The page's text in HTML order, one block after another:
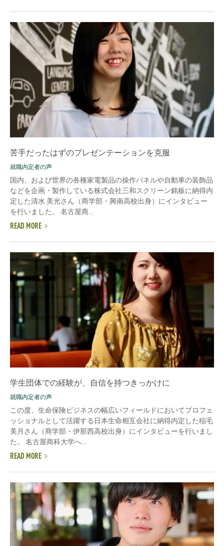
苦手だったはずのプレゼンテーションを克服
就職内定者の声
国内、および世界の各種家電製品の操作パネルや自動車の装飾品
などを企画・製作している株式会社三和スクリーン銘板に納得内
定した清水 美光さん（商学部・興南高校出身）にインタビュー
を行いました。 名古屋商...
READ MORE
学生団体での経験が、自信を持つきっかけに
就職内定者の声
この度、生命保険ビジネスの幅広いフィールドにおいてプロフェ
ッショナルとして活躍する日本生命相互会社に納得内定した稲毛
美月さん（商学部・伊那西高校出身）にインタビューを行いまし
た。 名古屋商科大学へ...
READ MORE